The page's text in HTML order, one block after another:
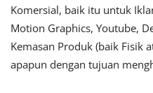
Komersial, baik itu untuk
Motion Graphics, Youtube,
Kemasan Produk (baik Fisik
apapun dengan tujuan